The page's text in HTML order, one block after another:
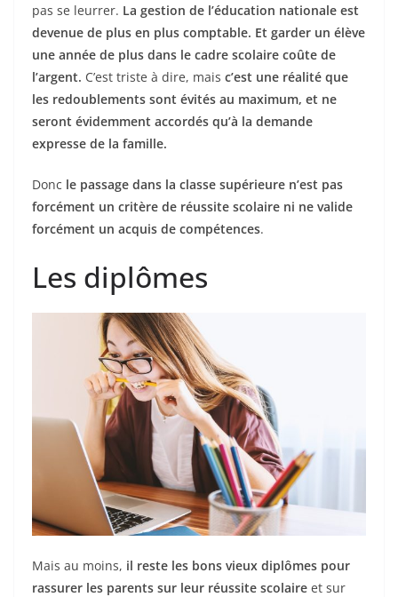
pas se leurrer. La gestion de l’éducation nationale est
devenue de plus en plus comptable. Et garder un élève
une année de plus dans le cadre scolaire coûte de
l’argent. C’est triste à dire, mais c’est une réalité que
les redoublements sont évités au maximum, et ne
seront évidemment accordés qu’à la demande
expresse de la famille.
Donc le passage dans la classe supérieure n’est pas
forcément un critère de réussite scolaire ni ne valide
forcément un acquis de compétences.
Les diplômes
Mais au moins, il reste les bons vieux diplômes pour
rassurer les parents sur leur réussite scolaire et sur